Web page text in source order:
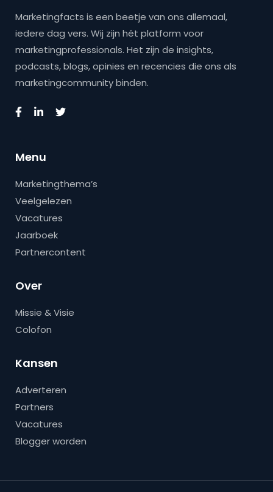
Marketingfacts is een beetje van ons allemaal,
iedere dag vers. Wij zijn hét platform voor
marketingprofessionals. Het zijn de insights,
podcasts, blogs, opinies en recencies die ons als
marketingcommunity binden.
Menu
Marketingthema’s
Veelgelezen
Vacatures
Jaarboek
Partnercontent
Over
Missie & Visie
Colofon
Kansen
Adverteren
Partners
Vacatures
Blogger worden